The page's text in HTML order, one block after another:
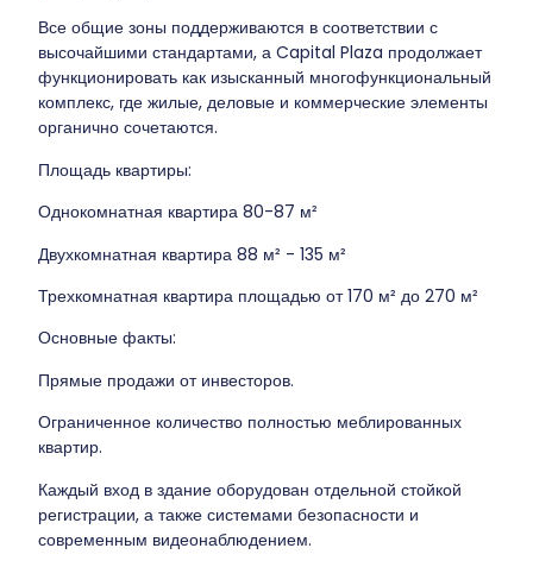
Все общие зоны поддерживаются в соответствии с
высочайшими стандартами, а Capital Plaza продолжает
функционировать как изысканный многофункциональный
комплекс, где жилые, деловые и коммерческие элементы
органично сочетаются.
Площадь квартиры:
Однокомнатная квартира 80-87 м²
Двухкомнатная квартира 88 м² - 135 м²
Трехкомнатная квартира площадью от 170 м² до 270 м²
Основные факты:
Прямые продажи от инвесторов.
Ограниченное количество полностью меблированных
квартир.
Каждый вход в здание оборудован отдельной стойкой
регистрации, а также системами безопасности и
современным видеонаблюдением.